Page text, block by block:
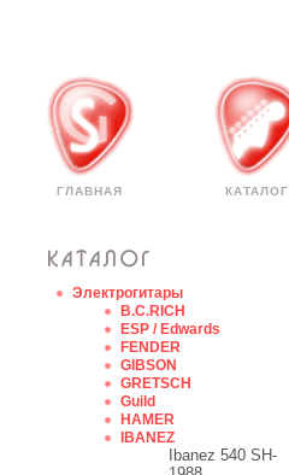
ГЛАВНАЯ КАТАЛОГ
Электрогитары
B.C.RICH
ESP / Edwards
FENDER
GIBSON
GRETSCH
Guild
HAMER
IBANEZ
Ibanez 540 SH-